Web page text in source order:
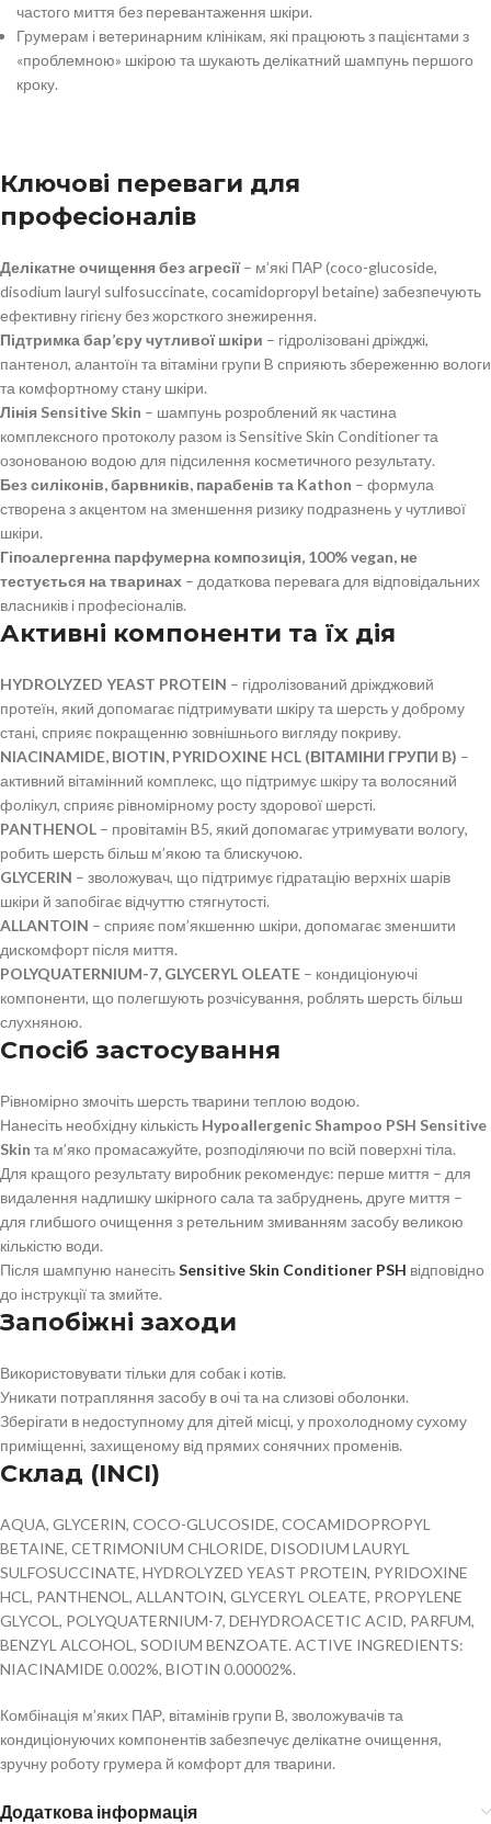
частого миття без перевантаження шкіри.
Грумерам і ветеринарним клінікам, які працюють з пацієнтами з
«проблемною» шкірою та шукають делікатний шампунь першого
кроку.
Ключові переваги для
професіоналів
Делікатне очищення без агресії– м’які ПАР (coco-glucoside,
disodium lauryl sulfosuccinate, cocamidopropyl betaine) забезпечують
ефективну гігієну без жорсткого знежирення.
Підтримка бар’єру чутливої шкіри – гідролізовані дріжджі,
пантенол, алантоїн та вітаміни групи B сприяють збереженню вологи
та комфортному стану шкіри.
Лінія Sensitive Skin – шампунь розроблений як частина
комплексного протоколу разом із Sensitive Skin Conditioner та
озонованою водою для підсилення косметичного результату.
Без силіконів, барвників, парабенів та Kathon – формула
створена з акцентом на зменшення ризику подразнень у чутливої
шкіри.
Гіпоалергенна парфумерна композиція, 100% vegan, не
тестується на тваринах – додаткова перевага для відповідальних
власників і професіоналів.
Активні компоненти та їх дія
HYDROLYZED YEAST PROTEIN – гідролізований дріжджовий
протеїн, який допомагає підтримувати шкіру та шерсть у доброму
стані, сприяє покращенню зовнішнього вигляду покриву.
NIACINAMIDE, BIOTIN, PYRIDOXINE HCL (ВІТАМІНИ ГРУПИ B) –
активний вітамінний комплекс, що підтримує шкіру та волосяний
фолікул, сприяє рівномірному росту здорової шерсті.
PANTHENOL – провітамін B5, який допомагає утримувати вологу,
робить шерсть більш м’якою та блискучою.
GLYCERIN – зволожувач, що підтримує гідратацію верхніх шарів
шкіри й запобігає відчуттю стягнутості.
ALLANTOIN – сприяє пом’якшенню шкіри, допомагає зменшити
дискомфорт після миття.
POLYQUATERNIUM-7, GLYCERYL OLEATE – кондиціонуючі
компоненти, що полегшують розчісування, роблять шерсть більш
слухняною.
Спосіб застосування
Рівномірно змочіть шерсть тварини теплою водою.
Нанесіть необхідну кількість Hypoallergenic Shampoo PSH Sensitive
Skin та м’яко промасажуйте, розподіляючи по всій поверхні тіла.
Для кращого результату виробник рекомендує: перше миття – для
видалення надлишку шкірного сала та забруднень, друге миття –
для глибшого очищення з ретельним змиванням засобу великою
кількістю води.
Після шампуню нанесітьSensitive Skin Conditioner PSH відповідно
до інструкції та змийте.
Запобіжні заходи
Використовувати тільки для собак і котів.
Уникати потрапляння засобу в очі та на слизові оболонки.
Зберігати в недоступному для дітей місці, у прохолодному сухому
приміщенні, захищеному від прямих сонячних променів.
Склад (INCI)
AQUA, GLYCERIN, COCO-GLUCOSIDE, COCAMIDOPROPYL
BETAINE, CETRIMONIUM CHLORIDE, DISODIUM LAURYL
SULFOSUCCINATE, HYDROLYZED YEAST PROTEIN, PYRIDOXINE
HCL, PANTHENOL, ALLANTOIN, GLYCERYL OLEATE, PROPYLENE
GLYCOL, POLYQUATERNIUM-7, DEHYDROACETIC ACID, PARFUM,
BENZYL ALCOHOL, SODIUM BENZOATE. ACTIVE INGREDIENTS:
NIACINAMIDE 0.002%, BIOTIN 0.00002%.
Комбінація м’яких ПАР, вітамінів групи B, зволожувачів та
кондиціонуючих компонентів забезпечує делікатне очищення,
зручну роботу грумера й комфорт для тварини.
Додаткова інформація